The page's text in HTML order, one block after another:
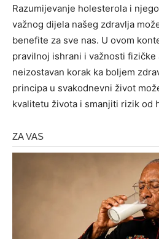
Razumijevanje holesterola i
važnog dijela našeg zdravlja
benefite za sve nas. U ovom
pravilnoj ishrani i važnosti
neizostavan korak ka boljem
principa u svakodnevni život
kvalitetu života i smanjiti rizik od